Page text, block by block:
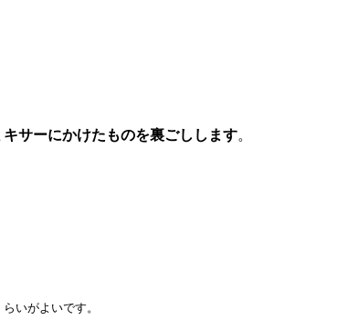
サーにかけたものを裏ごしします。
いがよいです。